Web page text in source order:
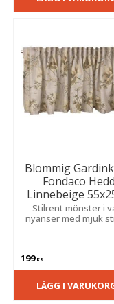
Blommig
Fondaco
Linnebeige
Stilrent mönster i
nyanser med mjuk
199KR
LÄGG I